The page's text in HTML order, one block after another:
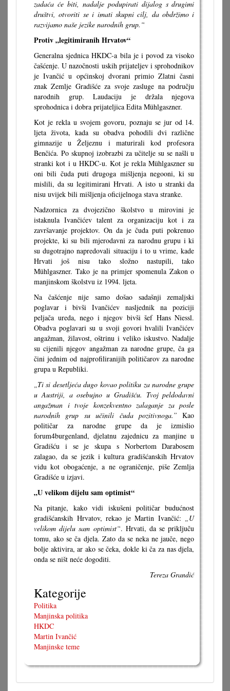
zadaća će biti, nadalje podupirati dijalog s drugimi
društvi, otvoriti se i imati skupni cilj, da obdržimo i
razvijamo naše jezike narodnih grup.“
Protiv „legitimiranih Hrvatov“
Generalna sjednica HKDC-a bila je i povod za visoko
čašćenje. U nazočnosti uskih prijateljev i sprohodnikov
je Ivančić u općinskoj dvorani primio Zlatni časni
znak Zemlje Gradišće za svoje zasluge na području
narodnih grup. Laudaciju je držala njegova
sprohodnica i dobra prijateljica Edita Mühlgaszner.
Kot je rekla u svojem govoru, poznaju se jur od 14.
ljeta života, kada su obadva pohodili dvi različne
gimnazije u Željeznu i maturirali kod profesora
Benčića. Po skupnoj izobrazbi za učitelje su se našli u
stranki kot i u HKDC-u. Kot je rekla Mühlgaszner su
oni bili čuda puti drugoga mišljenja negooni, ki su
mislili, da su legitimirani Hrvati. A isto u stranki da
nisu uvijek bili mišljenja oficijelnoga stava stranke.
Nadzornica za dvojezično školstvo u mirovini je
istaknula Ivančićev talent za organizaciju kot i za
završavanje projektov. On da je čuda puti pokrenuo
projekte, ki su bili mjerodavni za narodnu grupu i ki
su dugotrajno napredovali situaciju i to u vrime, kade
Hrvati još nisu tako složno nastupili, tako
Mühlgaszner. Tako je na primjer spomenula Zakon o
manjinskom školstvu iz 1994. ljeta.
Na čašćenje nije samo došao sadašnji zemaljski
poglavar i bivši Ivančićev nasljednik na poziciji
peljača ureda, nego i njegov bivši šef Hans Niessl.
Obadva poglavari su u svoji govori hvalili Ivančićev
angažman, žilavost, oštrinu i veliko iskustvo. Nadalje
su cijenili njegov angažman za narodne grupe, ča ga
čini jednim od najprofiliranijih političarov za narodne
grupa u Republiki.
„Ti si desetljeća dugo kovao politiku za narodne grupe
u Austriji, a osebujno u Gradišću. Tvoj peldodavni
angažman i tvoje konzekventno zalaganje za posle
narodnih grup su učinili čuda pozitivnoga.” Kao
političar za narodne grupe da je izmislio
forum4burgenland, djelatnu zajednicu za manjine u
Gradišću i se je skupa s Norbertom Darabosem
zalagao, da se jezik i kultura gradišćanskih Hrvatov
vidu kot obogaćenje, a ne ograničenje, piše Zemlja
Gradišće u izjavi.
„U velikom dijelu sam optimist“
Na pitanje, kako vidi iskušeni političar budućnost
gradišćanskih Hrvatov, rekao je Martin Ivančić:
„U
velikom dijelu sam optimist“. Hrvati, da se priključu
tomu, ako se ča djela. Zato da se neka ne jauče, nego
bolje aktivira, ar ako se čeka, dokle ki ča za nas djela,
onda se ništ neće dogoditi.
Tereza Grandić
Kategorije
Politika
Manjinska politika
HKDC
Martin Ivančić
Manjinske teme